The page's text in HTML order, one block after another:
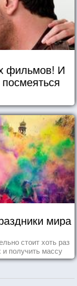
фильмов! И
мира
стоит хоть раз
получить массу